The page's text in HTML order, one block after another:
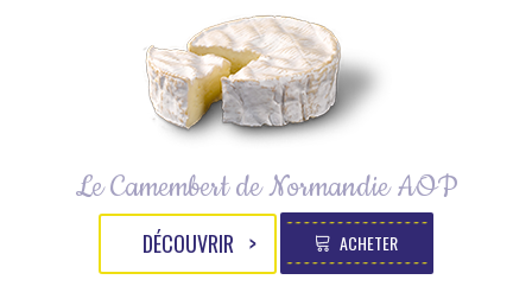
Le Camembert de Normandie AOP
DÉCOUVRIR ACHETER